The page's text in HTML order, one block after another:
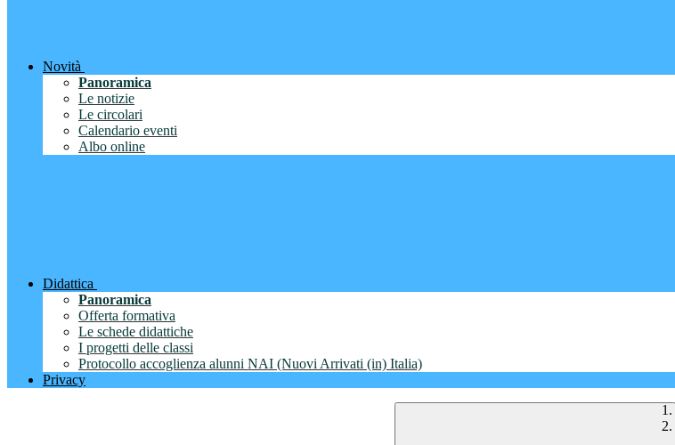
Novità
Panoramica
Le notizie
Le circolari
Calendario eventi
Albo online
Didattica
Panoramica
Offerta formativa
Le schede didattiche
I progetti delle classi
Protocollo accoglienza alunni NAI (Nuovi Arrivati (in) Italia)
Privacy